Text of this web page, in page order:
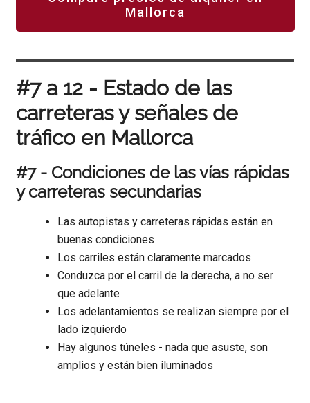
Mallorca
#7 a 12 - Estado de las
carreteras y señales de
tráfico en Mallorca
#7 - Condiciones de las vías rápidas
y carreteras secundarias
Las autopistas y carreteras rápidas están en
buenas condiciones
Los carriles están claramente marcados
Conduzca por el carril de la derecha, a no ser
que adelante
Los adelantamientos se realizan siempre por el
lado izquierdo
Hay algunos túneles - nada que asuste, son
amplios y están bien iluminados